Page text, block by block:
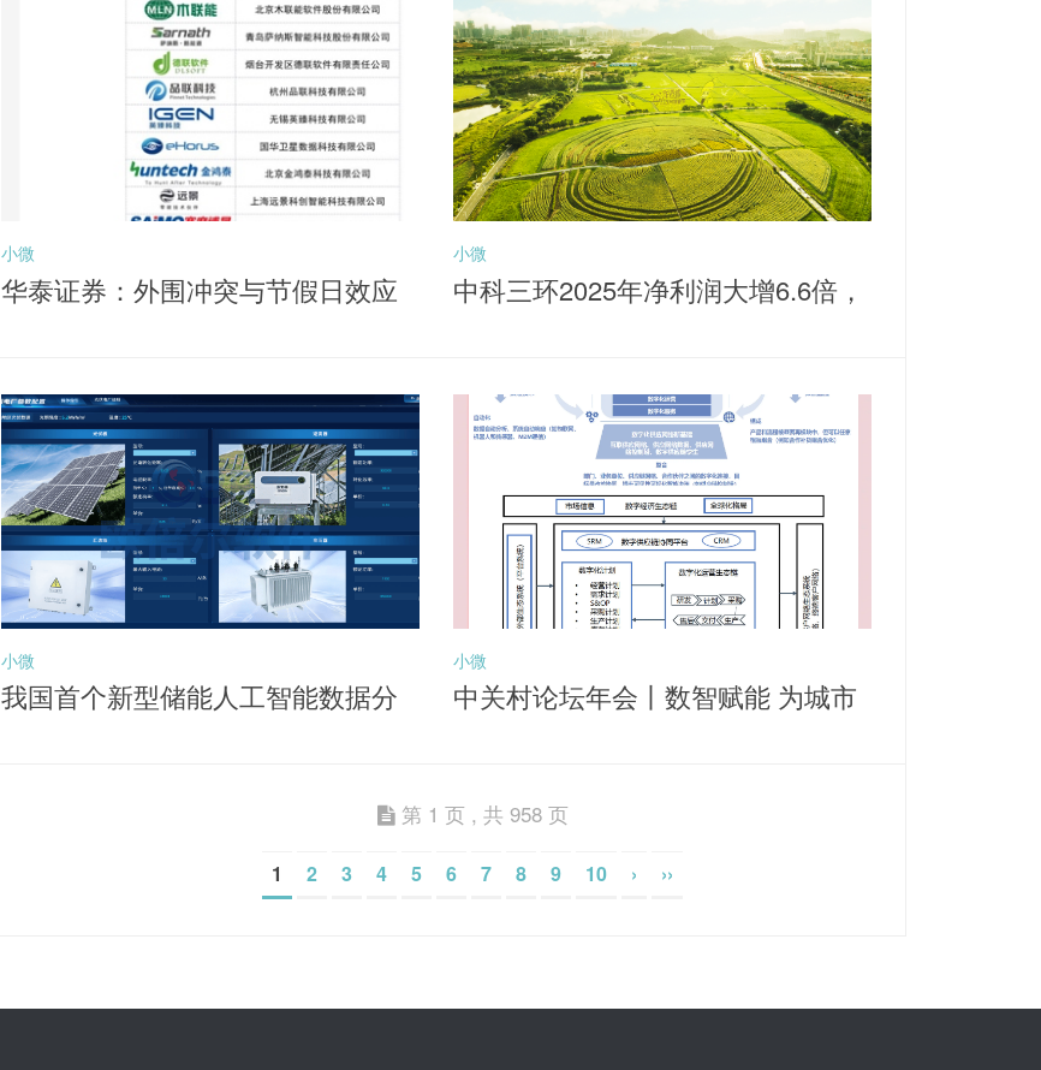
小微
华泰证券：外围冲突与节假日效应
小微
中科三环2025年净利润大增6.6倍，
小微
我国首个新型储能人工智能数据分
小微
中关村论坛年会丨数智赋能 为城市
第 1 页 , 共 958 页
1 2 3 4 5 6 7 8 9 10 › ››